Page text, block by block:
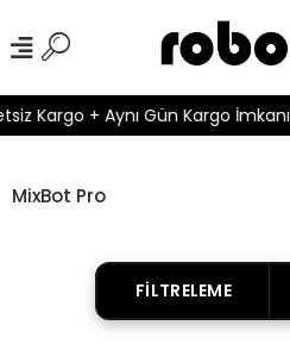
Kargo + Aynı Gün Kargo İmkanı!
MixBot Pro
FILTRELEME